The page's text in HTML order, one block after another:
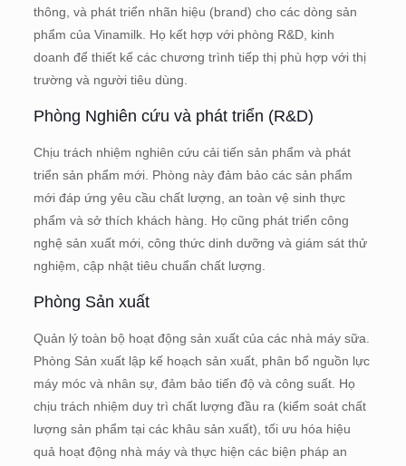
thông, và phát triển nhãn hiệu (brand) cho các dòng sản
phẩm của Vinamilk. Họ kết hợp với phòng R&D, kinh
doanh để thiết kế các chương trình tiếp thị phù hợp với thị
trường và người tiêu dùng.
Phòng Nghiên cứu và phát triển (R&D)
Chịu trách nhiệm nghiên cứu cải tiến sản phẩm và phát
triển sản phẩm mới. Phòng này đảm bảo các sản phẩm
mới đáp ứng yêu cầu chất lượng, an toàn vệ sinh thực
phẩm và sở thích khách hàng. Họ cũng phát triển công
nghệ sản xuất mới, công thức dinh dưỡng và giám sát thử
nghiệm, cập nhật tiêu chuẩn chất lượng.
Phòng Sản xuất
Quản lý toàn bộ hoạt động sản xuất của các nhà máy sữa.
Phòng Sản xuất lập kế hoạch sản xuất, phân bổ nguồn lực
máy móc và nhân sự, đảm bảo tiến độ và công suất. Họ
chịu trách nhiệm duy trì chất lượng đầu ra (kiểm soát chất
lượng sản phẩm tại các khâu sản xuất), tối ưu hóa hiệu
quả hoạt động nhà máy và thực hiện các biện pháp an